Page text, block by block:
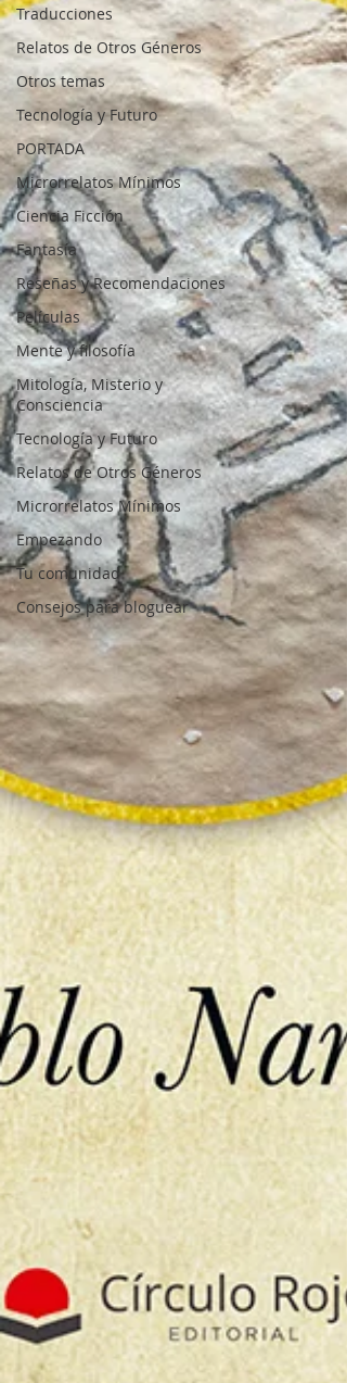
Traducciones
Relatos de Otros Géneros
Otros temas
Tecnología y Futuro
PORTADA
Microrrelatos Mínimos
Ciencia Ficción
Fantasía
Reseñas y Recomendaciones
Películas
Mente y filosofía
Mitología, Misterio y
Consciencia
Tecnología y Futuro
Relatos de Otros Géneros
Microrrelatos Mínimos
Empezando
Tu comunidad
Consejos para bloguear